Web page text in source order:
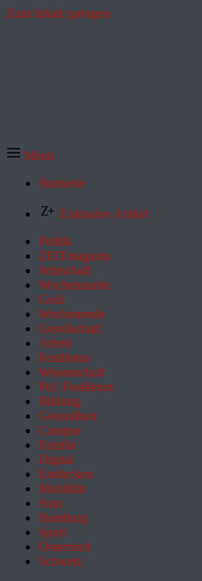
Zum Inhalt springen
Menü
Startseite
Exklusive Artikel
Politik
ZEITmagazin
Wirtschaft
Wochenmarkt
Geld
Wochenende
Gesellschaft
Arbeit
Feuilleton
Wissenschaft
Pol. Feuilleton
Bildung
Gesundheit
Campus
Familie
Digital
Entdecken
Mobilität
Sinn
Hamburg
Sport
Österreich
Schweiz